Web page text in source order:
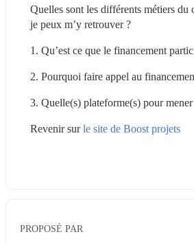
Quelles sont les différents métiers
je peux m’y retrouver ?
1. Qu’est ce que le financement
2. Pourquoi faire appel au
3. Quelle(s) plateforme(s) pour
Revenir sur le site de Boost projets
PROPOSÉ PAR